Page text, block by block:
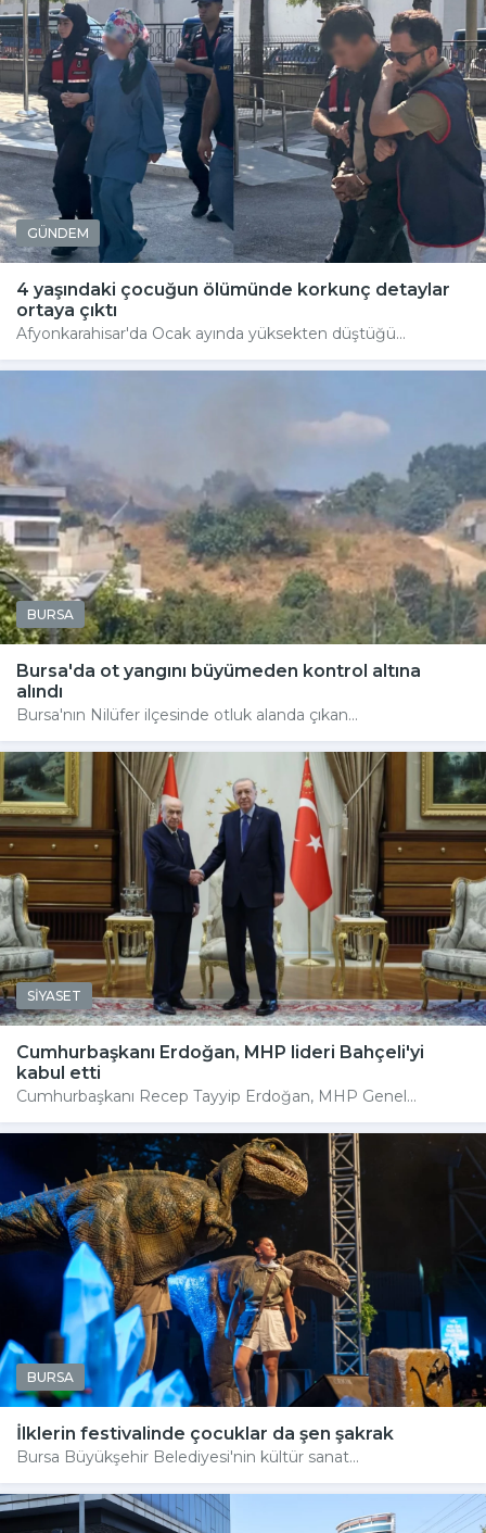
GÜNDEM
4 yaşındaki çocuğun ölümünde korkunç detaylar
ortaya çıktı
Afyonkarahisar'da Ocak ayında yüksekten düştüğü...
BURSA
Bursa'da ot yangını büyümeden kontrol altına
alındı
Bursa'nın Nilüfer ilçesinde otluk alanda çıkan...
SİYASET
Cumhurbaşkanı Erdoğan, MHP lideri Bahçeli'yi
kabul etti
Cumhurbaşkanı Recep Tayyip Erdoğan, MHP Genel...
BURSA
İlklerin festivalinde çocuklar da şen şakrak
Bursa Büyükşehir Belediyesi'nin kültür sanat...